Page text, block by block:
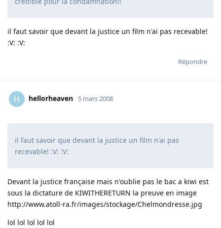
il faut savoir que devant la justice un film n'ai pas recevable!
:V: :V:
Répondre
H hellorheaven 5 mars 2008
il faut savoir que devant la justice un film n'ai pas
recevable! :V: :V:
Devant la justice française mais n'oublie pas le bac a kiwi est
sous la dictature de KIWITHERETURN la preuve en image
http://www.atoll-ra.fr/images/stockage/Chelmondresse.jpg
lol lol lol lol lol